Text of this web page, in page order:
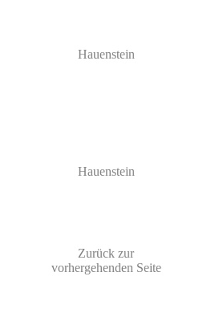
Hauenstein
Hauenstein
Zurück zur
vorhergehenden Seite